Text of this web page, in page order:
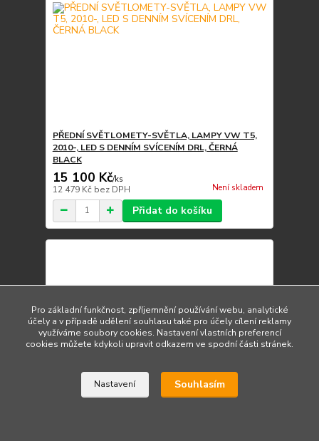
PŘEDNÍ SVĚTLOMETY-SVĚTLA, LAMPY VW T5,
2010-, LED S DENNÍM SVÍCENÍM DRL, ČERNÁ
BLACK
15 100 Kč/ks
12 479 Kč bez DPH Není skladem
Přidat do košíku
Pro základní funkčnost, zpříjemnění používání webu, analytické
účely a v případě udělení souhlasu také pro účely cílení reklamy
využíváme soubory cookies. Nastavení vlastních preferencí
cookies můžete kdykoli upravit odkazem ve spodní části stránek.
Nastavení Souhlasím